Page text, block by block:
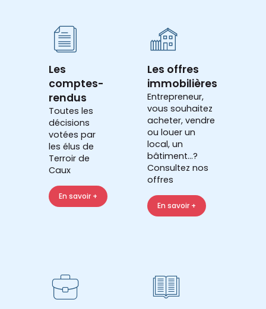
Les
comptes-
rendus
Toutes les
décisions
votées par
les élus de
Terroir de
Caux
En savoir +
Les offres
immobilières
Entrepreneur,
vous souhaitez
acheter, vendre
ou louer un
local, un
bâtiment...?
Consultez nos
offres
En savoir +